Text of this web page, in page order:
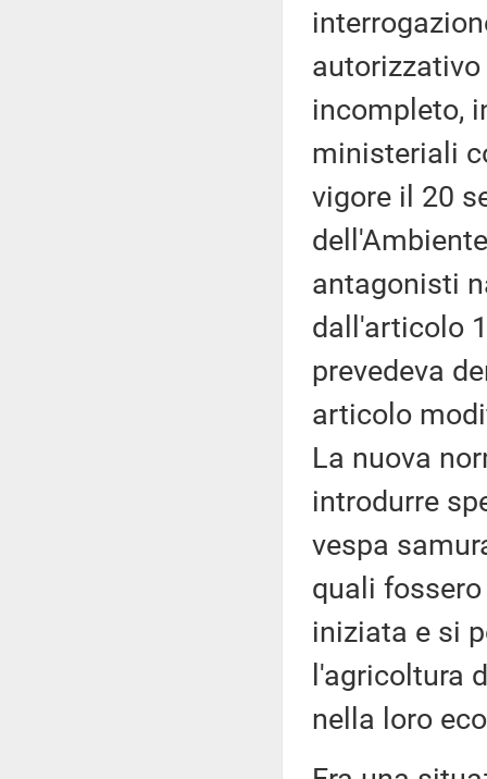
incompleto,
ministeriali
vigore il 20
antagonisti
dall'articolo
prevedeva
articolo
La nuova
introdurre
vespa
quali
iniziata e si
l'agricoltura
nella loro